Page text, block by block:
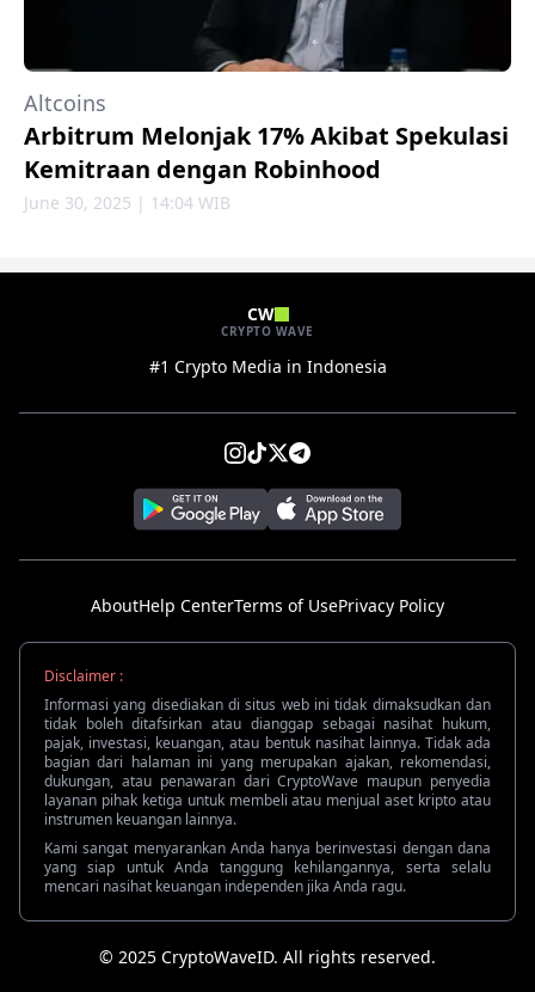
Altcoins
Arbitrum Melonjak 17% Akibat Spekulasi
Kemitraan dengan Robinhood
June 30, 2025 | 14:04 WIB
CW
CRYPTO WAVE
#1 Crypto Media in Indonesia
AboutHelp CenterTerms of UsePrivacy Policy
Disclaimer :
Informasi yang disediakan di situs web ini tidak dimaksudkan dan
tidak boleh ditafsirkan atau dianggap sebagai nasihat hukum,
pajak, investasi, keuangan, atau bentuk nasihat lainnya. Tidak ada
bagian dari halaman ini yang merupakan ajakan, rekomendasi,
dukungan, atau penawaran dari CryptoWave maupun penyedia
layanan pihak ketiga untuk membeli atau menjual aset kripto atau
instrumen keuangan lainnya.
Kami sangat menyarankan Anda hanya berinvestasi dengan dana
yang siap untuk Anda tanggung kehilangannya, serta selalu
mencari nasihat keuangan independen jika Anda ragu.
© 2025 CryptoWaveID. All rights reserved.